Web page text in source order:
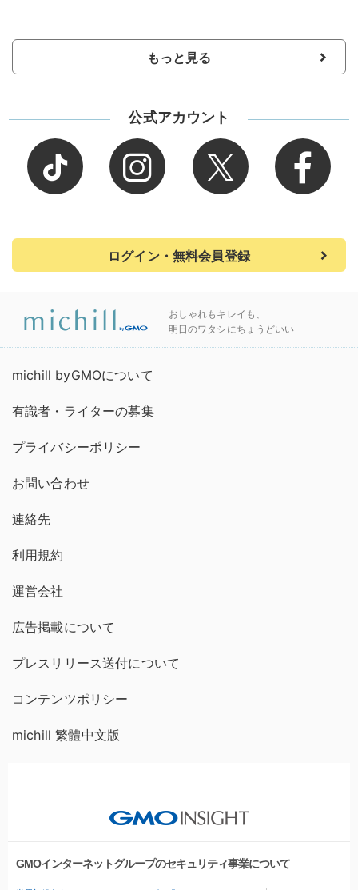
もっと見る
公式アカウント
ログイン・無料会員登録
おしゃれもキレイも、
明日のワタシにちょうどいい
michill byGMOについて
有識者・ライターの募集
プライバシーポリシー
お問い合わせ
連絡先
利用規約
運営会社
広告掲載について
プレスリリース送付について
コンテンツポリシー
michill 繁體中文版
GMOインターネットグループのセキュリティ事業について